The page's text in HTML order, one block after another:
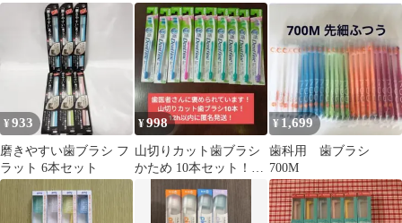
ト ハブラシ
シ
¥933
磨きやすい歯ブラシ フ
ラット 6本セット
¥998
山切りカット歯ブラシ
かため 10本セット！
¥1,699
歯科用 歯ブラシ
700M